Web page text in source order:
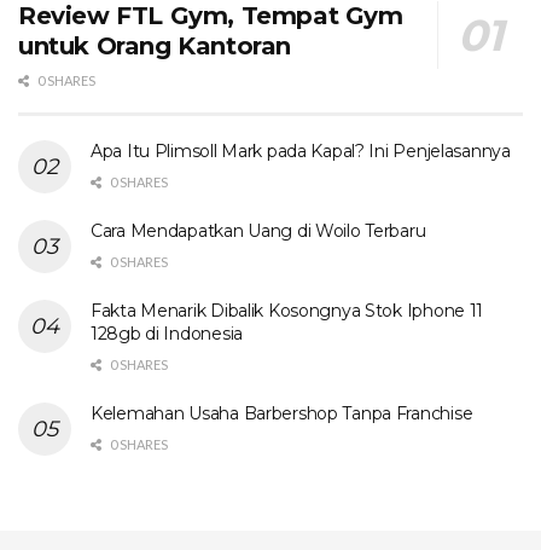
Review FTL Gym, Tempat Gym
untuk Orang Kantoran
0 SHARES
Apa Itu Plimsoll Mark pada Kapal? Ini Penjelasannya
0 SHARES
Cara Mendapatkan Uang di Woilo Terbaru
0 SHARES
Fakta Menarik Dibalik Kosongnya Stok Iphone 11
128gb di Indonesia
0 SHARES
Kelemahan Usaha Barbershop Tanpa Franchise
0 SHARES